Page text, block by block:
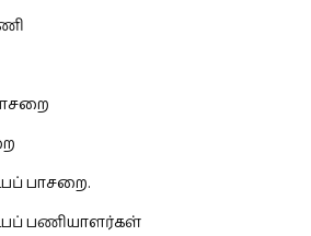
பாசறை.
பணியாளர்கள்